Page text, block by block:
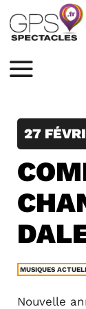
to
content
MENU
27
MUSIQUES
Nouvelle